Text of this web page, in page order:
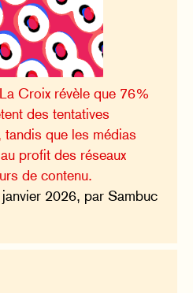
Croix révèle que 76%
des tentatives
tandis que les médias
profit des réseaux
de contenu.
janvier 2026, par Sambuc